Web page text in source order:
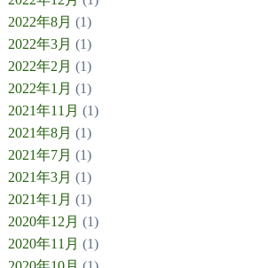
2022年8月 (1)
2022年3月 (1)
2022年2月 (1)
2022年1月 (1)
2021年11月 (1)
2021年8月 (1)
2021年7月 (1)
2021年3月 (1)
2021年1月 (1)
2020年12月 (1)
2020年11月 (1)